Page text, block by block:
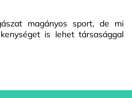
magányos sport, de mi
is lehet társasággal